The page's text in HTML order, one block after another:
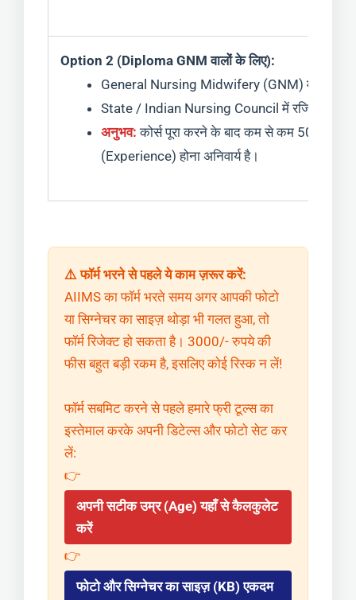
Option 2 (Diploma GNM वालों के लिए):
General Nursing Midwifery (GNM) में
State / Indian Nursing Council में रजिस्ट्रेशन।
अनुभव: कोर्स पूरा करने के बाद कम से कम 50 बेड
(Experience) होना अनिवार्य है।
⚠️ फॉर्म भरने से पहले ये काम ज़रूर करें:
AIIMS का फॉर्म भरते समय अगर आपकी फोटो
या सिग्नेचर का साइज़ थोड़ा भी गलत हुआ, तो
फॉर्म रिजेक्ट हो सकता है। 3000/- रुपये की
फीस बहुत बड़ी रकम है, इसलिए कोई रिस्क न लें!
फॉर्म सबमिट करने से पहले हमारे फ्री टूल्स का
इस्तेमाल करके अपनी डिटेल्स और फोटो सेट कर
लें:
👉
अपनी सटीक उम्र (Age) यहाँ से कैलकुलेट
करें
👉
फोटो और सिग्नेचर का साइज़ (KB) एकदम